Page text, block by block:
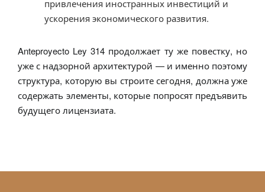
привлечения иностранных инвестиций и
ускорения экономического развития.
Anteproyecto Ley 314 продолжает ту же повестку, но
уже с надзорной архитектурой — и именно поэтому
структура, которую вы строите сегодня, должна уже
содержать элементы, которые попросят предъявить
будущего лицензиата.